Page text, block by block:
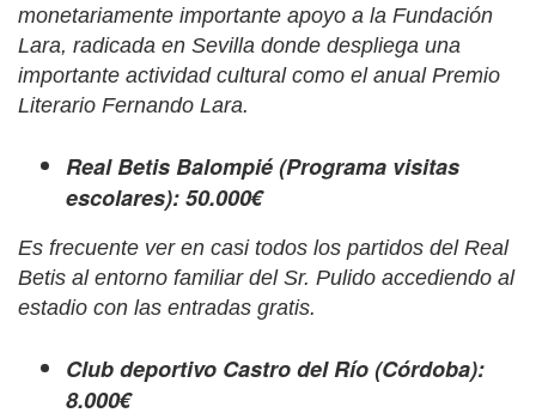
monetariamente importante apoyo a la Fundación
Lara, radicada en Sevilla donde despliega una
importante actividad cultural como el anual Premio
Literario Fernando Lara.
Real Betis Balompié (Programa visitas
escolares): 50.000€
Es frecuente ver en casi todos los partidos del Real
Betis al entorno familiar del Sr. Pulido accediendo al
estadio con las entradas gratis.
Club deportivo Castro del Río (Córdoba):
8.000€